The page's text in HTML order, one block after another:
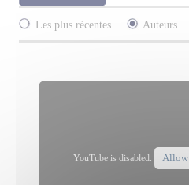
Les plus récentes Auteurs
YouTube is disabled. Allow